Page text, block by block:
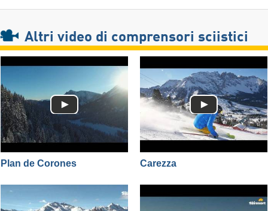
Altri video di comprensori sciistici
Plan de Corones Carezza